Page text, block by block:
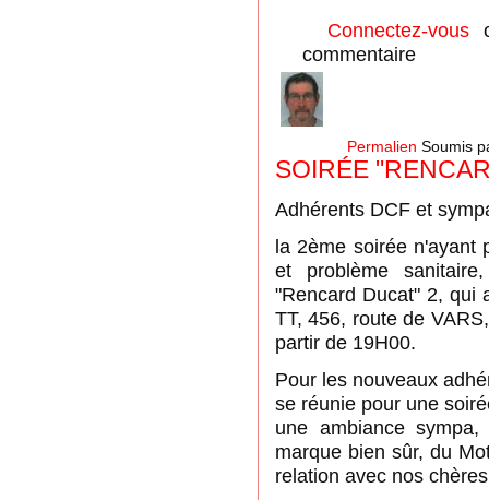
Connectez-vous
commentaire
Permalien Soumis
SOIRÉE
Adhérents DCF et
la 2ème soirée n'ayant
et problème
"Rencard Ducat" 2, qui
TT, 456, route de
partir de 19H00.
Pour les nouveaux
se réunie pour une
une ambiance
marque bien sûr, du
relation avec nos